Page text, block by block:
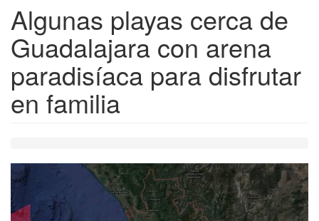
Algunas playas cerca de
Guadalajara con arena
paradisíaca para disfrutar
en familia